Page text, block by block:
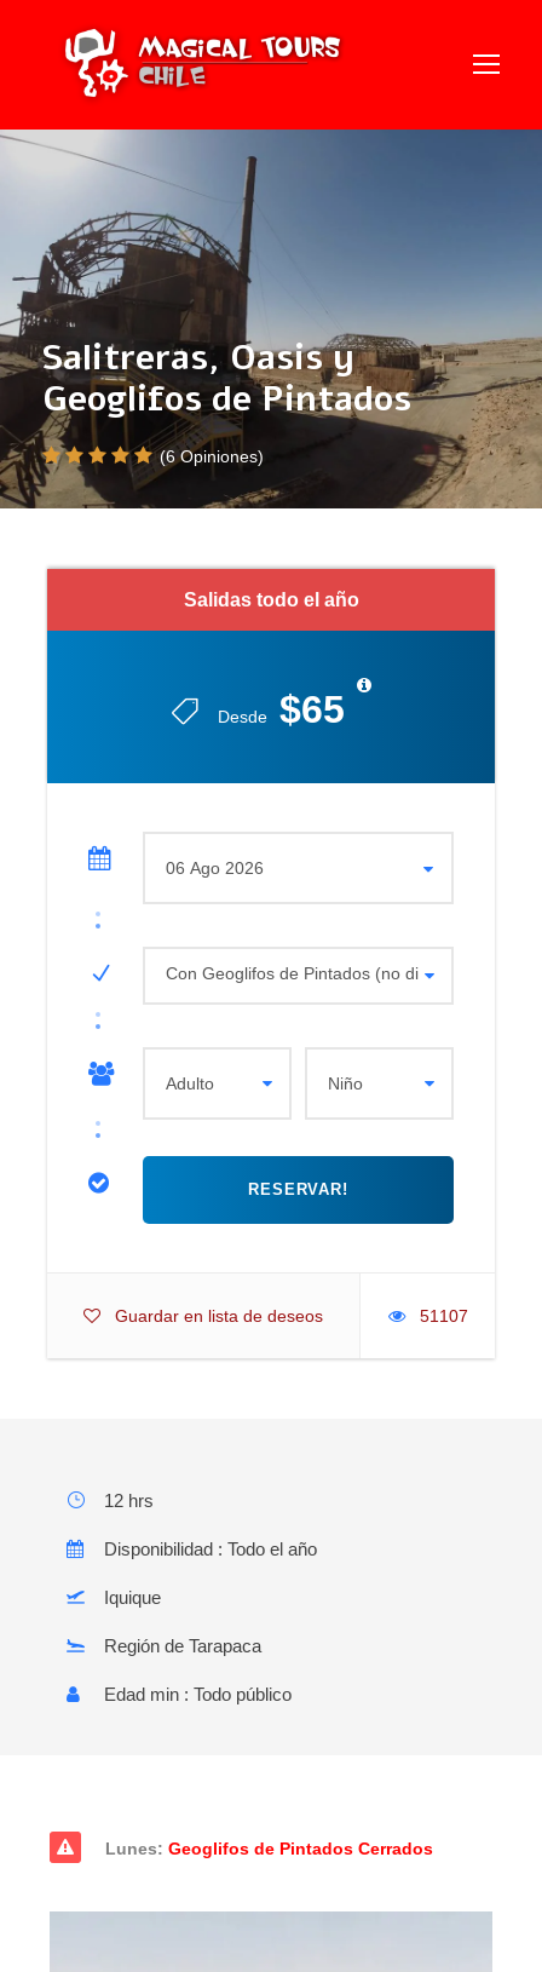
Salitreras, Oasis y
Geoglifos de Pintados
(6 Opiniones)
Salidas todo el año
Desde $65
Con Geoglifos de Pintados (no disponible lunes)
Guardar en lista de deseos 51107
12 hrs
Disponibilidad : Todo el año
Iquique
Región de Tarapaca
Edad min : Todo público
Lunes: Geoglifos de Pintados Cerrados